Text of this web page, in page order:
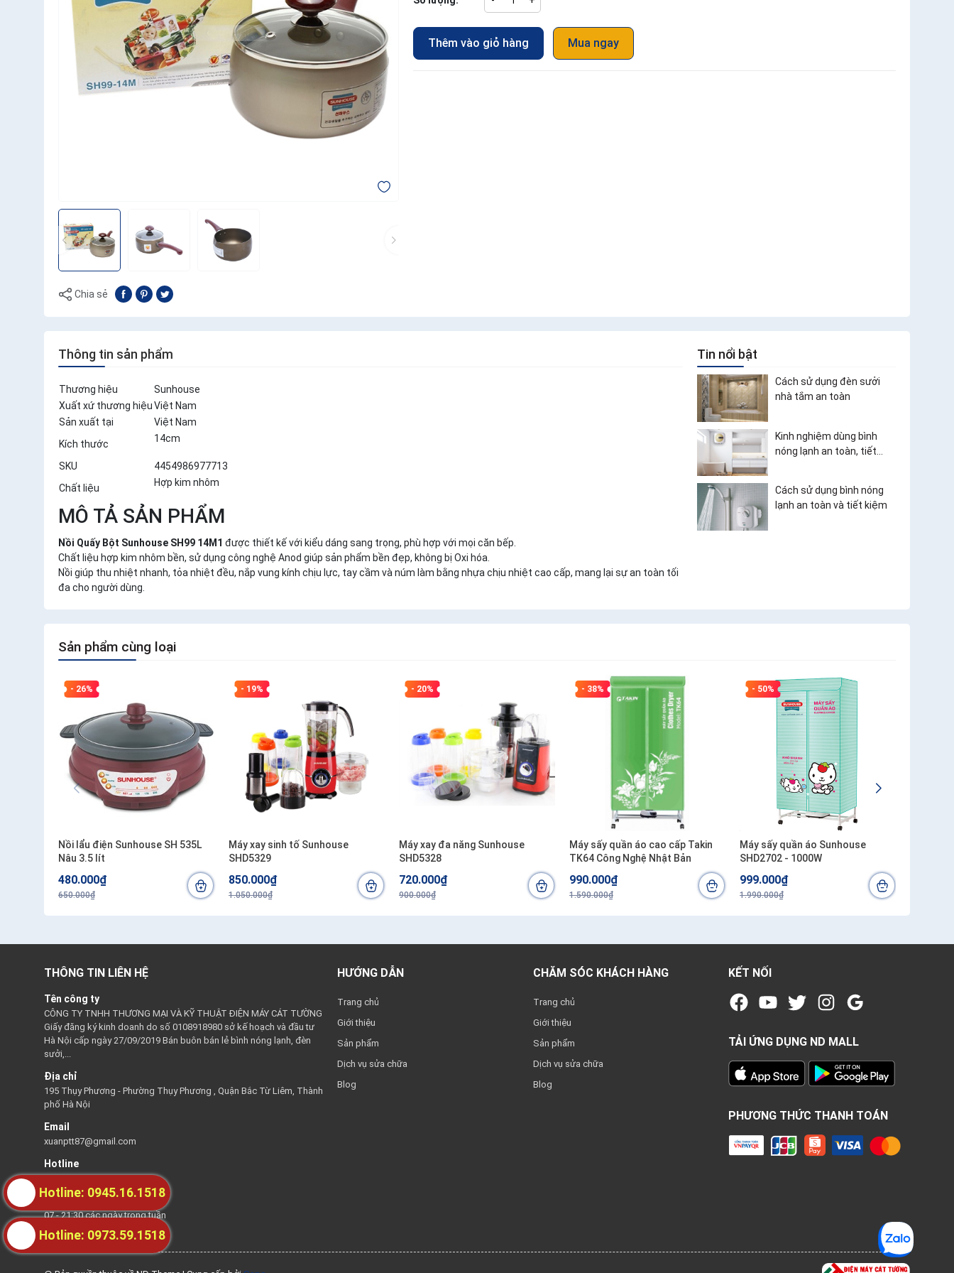
Chia sẻ
Thêm vào giỏ hàng Mua ngay
Thông tin sản phẩm
Thương hiệu
Sunhouse
Xuất xứ thương hiệuViệt Nam
Sản xuất tại
Việt Nam
Kích thước
14cm
SKU
4454986977713
Chất liệu
Hợp kim nhôm
MÔ TẢ SẢN PHẨM
Nồi Quấy Bột Sunhouse SH99 14M1 được thiết kế với kiểu dáng sang trọng, phù hợp với mọi căn bếp.
Chất liệu hợp kim nhôm bền, sử dụng công nghệ Anod giúp sản phẩm bền đẹp, không bị Oxi hóa.
Nồi giúp thu nhiệt nhanh, tỏa nhiệt đều, nắp vung kính chịu lực, tay cầm và núm làm bằng nhựa chịu nhiệt cao cấp, mang lại sự an toàn tối
đa cho người dùng.
Tin nổi bật
Cách sử dụng đèn sưởi
nhà tắm an toàn
Kinh nghiệm dùng bình
nóng lạnh an toàn, tiết
Cách sử dụng bình nóng
lạnh an toàn và tiết kiệm
Sản phẩm cùng loại
- 26%
Nồi lẩu điện Sunhouse SH 535L
Nâu 3.5 lít
480.000₫
650.000₫
- 19%
Máy xay sinh tố Sunhouse
SHD5329
850.000₫
1.050.000₫
- 20%
Máy xay đa năng Sunhouse
SHD5328
720.000₫
900.000₫
- 38%
Máy sấy quần áo cao cấp Takin
TK64 Công Nghệ Nhật Bản
990.000₫
1.590.000₫
- 50%
Máy sấy quần áo Sunhouse
SHD2702 - 1000W
999.000₫
1.990.000₫
THÔNG TIN LIÊN HỆ
Tên công ty
CÔNG TY TNHH THƯƠNG MẠI VÀ KỸ THUẬT ĐIỆN MÁY CÁT TƯỜNG
Giấy đăng ký kinh doanh do số 0108918980 sở kế hoạch và đầu tư
Hà Nội cấp ngày 27/09/2019 Bán buôn bán lẻ bình nóng lạnh, đèn
sưởi,...
Địa chỉ
195 Thụy Phương - Phường Thụy Phương , Quận Bắc Từ Liêm, Thành
phố Hà Nội
Email
xuanptt87@gmail.com
Hotline
0945161518
Thời gian hỗ trợ
07 - 21:30 các ngày trong tuần
HƯỚNG DẪN
Trang chủ
Giới thiệu
Sản phẩm
Dịch vụ sửa chữa
Blog
CHĂM SÓC KHÁCH HÀNG
Trang chủ
Giới thiệu
Sản phẩm
Dịch vụ sửa chữa
Blog
KẾT NỐI
TẢI ỨNG DỤNG ND MALL
PHƯƠNG THỨC THANH TOÁN
Hotline: 0973.59.1518
Hotline: 0945.16.1518